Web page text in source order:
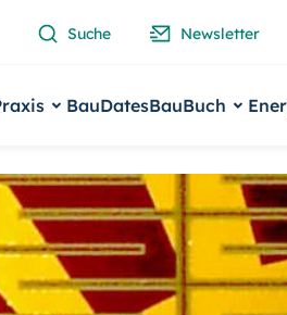
Suche Newsletter
BauDatesBauBuch